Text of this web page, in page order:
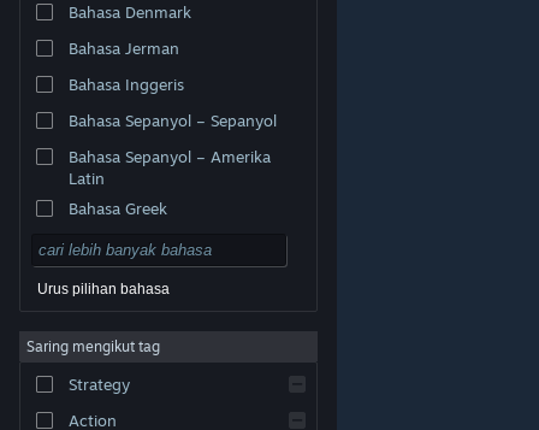
© Valve Corporation. Hak cipta terpelihara. Semua
tanda dagangan ialah hak milik pemilik masing-masing
Perundangan|Accessibility
Steam| Bayaran balik
Bahasa Denmark
Bahasa Jerman
Bahasa Inggeris
Bahasa Sepanyol – Sepanyol
Bahasa Sepanyol – Amerika
Latin
Bahasa Greek
Urus pilihan bahasa
Saring mengikut tag
Strategy
Action